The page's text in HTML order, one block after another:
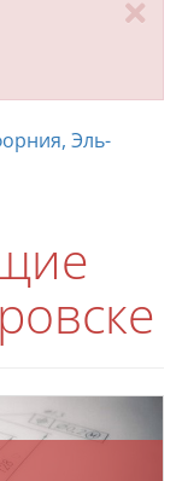
Эль-